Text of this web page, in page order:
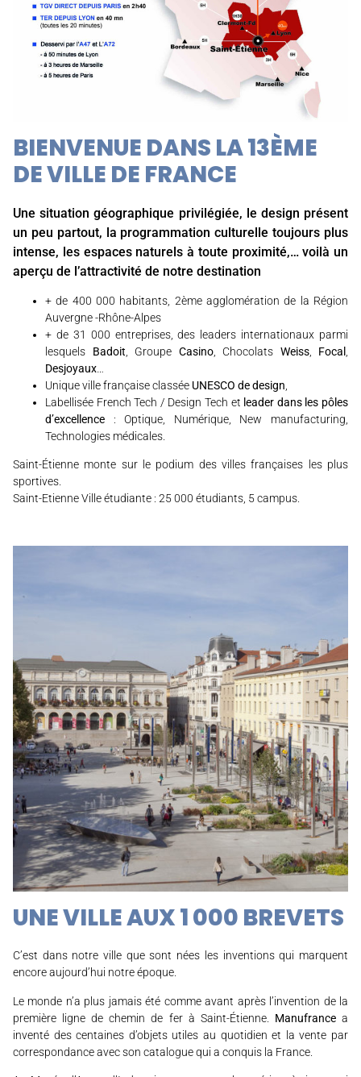
BIENVENUE DANS LA 13ÈME
DE VILLE DE FRANCE
Une situation géographique privilégiée, le design présent
un peu partout, la programmation culturelle toujours plus
intense, les espaces naturels à toute proximité,… voilà un
aperçu de l’attractivité de notre destination
+ de 400 000 habitants, 2ème agglomération de la Région
Auvergne -Rhône-Alpes
+ de 31 000 entreprises, des leaders internationaux parmi
lesquels Badoit , Groupe Casino, Chocolats Weiss, Focal
Desjoyaux
Unique ville française classée UNESCO de design
Labellisée French Tech / Design Tech et leader dans les pôles
d’excellence : Optique, Numérique, New manufacturing,
Technologies médicales.
Saint-Étienne monte sur le podium des villes françaises les plus
sportives.
Saint-Etienne Ville étudiante : 25 000 étudiants, 5 campus.
UNE VILLE AUX 1 000 BREVETS
C’est dans notre ville que sont nées les inventions qui marquent
encore aujourd’hui notre époque.
Le monde n’a plus jamais été comme avant après l’invention de la
première ligne de chemin de fer à Saint-Étienne. Manufrancea
inventé des centaines d’objets utiles au quotidien et la vente par
correspondance avec son catalogue qui a conquis la France.